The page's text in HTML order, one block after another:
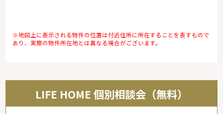
※地図上に表示される物件の位置は付近住所に所在することを表すもので
あり、実際の物件所在地とは異なる場合がございます。
LIFE HOME 個別相談会（無料）